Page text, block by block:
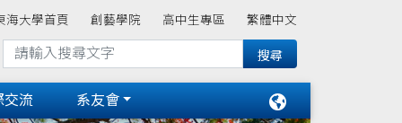
海大學首頁 創藝學院 高中生專區 繁體中文
交流 系友會